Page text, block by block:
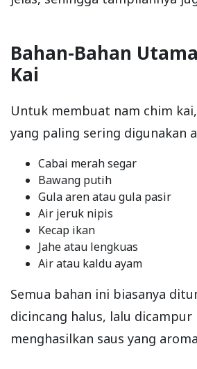
Bahan-Bahan
Kai
Untuk membuat nam chim
yang paling sering digunakan
Cabai merah segar
Bawang putih
Gula aren atau gula pasir
Air jeruk nipis
Kecap ikan
Jahe atau lengkuas
Air atau kaldu ayam
Semua bahan ini biasanya
dicincang halus, lalu dicampur
menghasilkan saus yang